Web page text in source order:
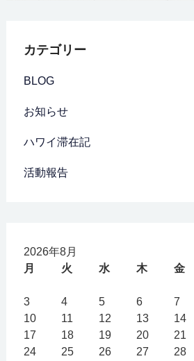
カテゴリー
BLOG
お知らせ
ハワイ滞在記
活動報告
2026年8月
月
火 水 木 金
3
4 5 6 7
10
11 12 13 14
17
18 19 20 21
24
25 26 27 28